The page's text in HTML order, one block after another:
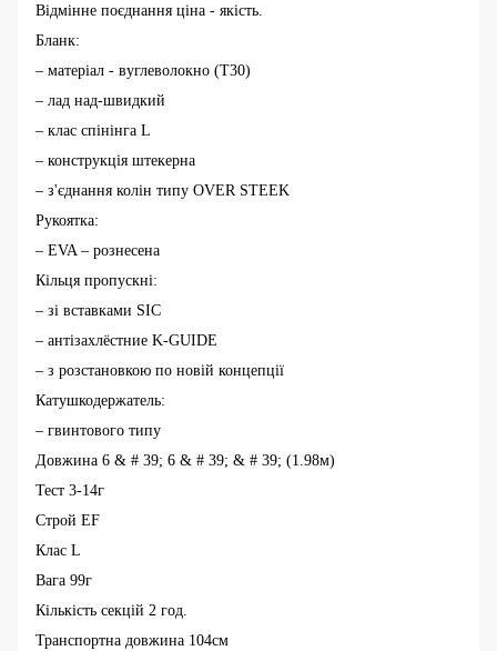
Відмінне поєднання ціна - якість.
Бланк:
– матеріал - вуглеволокно (T30)
– лад над-швидкий
– клас спінінга L
– конструкція штекерна
– з'єднання колін типу OVER STEEK
Рукоятка:
– EVA – рознесена
Кільця пропускні:
– зі вставками SIC
– антізахлёстние K-GUIDE
– з розстановкою по новій концепції
Катушкодержатель:
– гвинтового типу
Довжина 6 & # 39; 6 & # 39; & # 39; (1.98м)
Тест 3-14г
Строй EF
Клас L
Вага 99г
Кількість секцій 2 год.
Транспортна довжина 104см